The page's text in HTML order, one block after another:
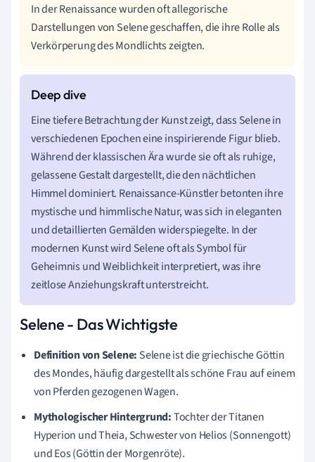
In der Renaissance wurden oft allegorische
Darstellungen von Selene geschaffen, die ihre Rolle als
Verkörperung des Mondlichts zeigten.
Eine tiefere Betrachtung der Kunst zeigt, dass Selene in
verschiedenen Epochen eine inspirierende Figur blieb.
Während der klassischen Ära wurde sie oft als ruhige,
gelassene Gestalt dargestellt, die den nächtlichen
Himmel dominiert. Renaissance-Künstler betonten ihre
mystische und himmlische Natur, was sich in eleganten
und detaillierten Gemälden widerspiegelte. In der
modernen Kunst wird Selene oft als Symbol für
Geheimnis und Weiblichkeit interpretiert, was ihre
zeitlose Anziehungskraft unterstreicht.
Selene - Das Wichtigste
Definition von Selene: Selene ist die griechische Göttin
des Mondes, häufig dargestellt als schöne Frau auf einem
von Pferden gezogenen Wagen.
Mythologischer Hintergrund:Tochter der Titanen
Hyperion und Theia, Schwester von Helios (Sonnengott)
und Eos (Göttin der Morgenröte).